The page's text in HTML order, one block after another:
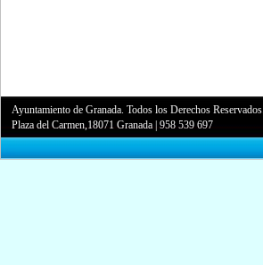
Ayuntamiento de Granada. Todos los Derechos Reservados.
Plaza del Carmen,18071 Granada |958 539 697